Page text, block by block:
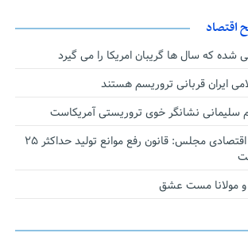
اقتصاد
شده که سال ها گریبان امریکا را می گیرد
ایران قربانی تروریسم هستند
نشانگر خوی تروریستی آمریکاست
سخنگوی کمیسیون اقتصادی مجلس: قانون رفع موانع تولید حداکثر ۲۵
مولانا مست عشق